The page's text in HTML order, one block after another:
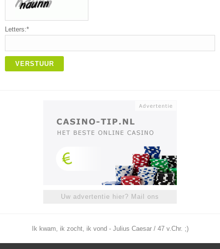
Letters:*
VERSTUUR
Uw advertentie hier? Mail ons
Ik kwam, ik zocht, ik vond - Julius Caesar / 47 v.Chr. ;)